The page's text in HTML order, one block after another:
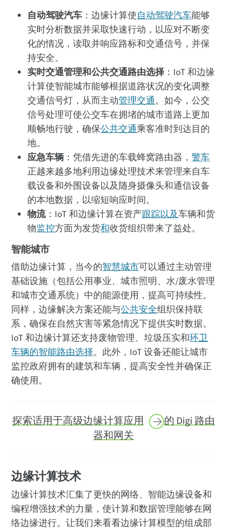
自动驾驶汽车 ：边缘计算使自动驾驶汽车能够
实时分析数据并采取快速行动，以应对不断变
化的情况，读取并响应路标和交通信号，并保
持安全。
实时交通管理和公共交通路由选择 ：IoT 和边缘
计算使智能城市能够根据道路状况的变化调整
交通信号灯，从而主动管理交通。如今，公交
信号处理可使公交车在拥堵的城市道路上更加
顺畅地行驶，确保公共交通乘客准时到达目的
地。
应急车辆 ：凭借先进的车载蜂窝路由器，警车
正越来越多地利用边缘处理技术来管理来自车
载设备和外围设备以及随身摄像头和通信设备
的本地数据，以缩短响应时间。
物流：IoT 和边缘计算在资产跟踪以及车辆和货
物监控方面为发货和收货组织带来了益处。
智能城市
借助边缘计算，当今的智慧城市可以通过主动管理
基础设施（包括公用事业、城市照明、水/废水管理
和城市交通系统）中的能源使用，提高可持续性。
同样，边缘解决方案还能与公共安全组织保持联
系，确保在自然灾害等紧急情况下提供实时数据。
IoT 和边缘计算还支持废物管理、垃圾压实和环卫
车辆的智能路由选择。此外，IoT 设备还能让城市
监控政府拥有的建筑和车辆，提高安全性并确保正
确使用。
探索适用于高级边缘计算应用
的 Digi 路由
器和网关
边缘计算技术
边缘计算技术汇集了更快的网络、智能边缘设备和
编程增强技术的力量，使计算和数据管理能够在网
络边缘进行。让我们来看看边缘计算模型的组成部